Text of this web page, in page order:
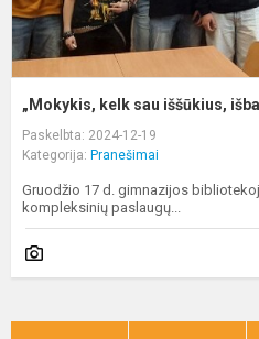
„Mokykis, kelk sau iššūkius,
Paskelbta: 2024-12-19
Kategorija: Pranešimai
Gruodžio 17 d. gimnazijos
kompleksinių paslaugų...